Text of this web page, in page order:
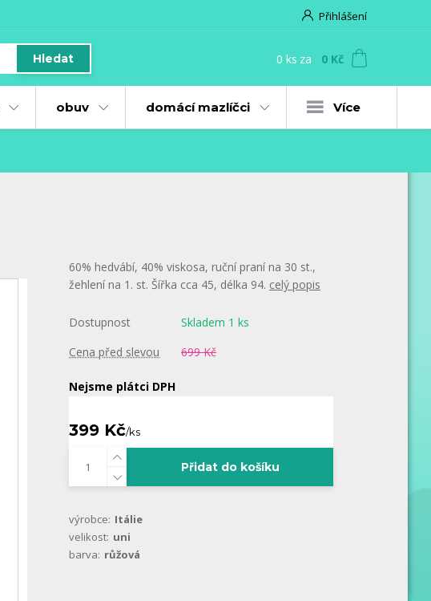
Přihlášení
Hledat 0 ks za 0 Kč
obuv domácí mazlíčci Více
60% hedvábí, 40% viskosa, ruční praní na 30 st.,
žehlení na 1. st. Šířka cca 45, délka 94. celý popis
Dostupnost
Skladem 1 ks
Cena před slevou
699 Kč
Nejsme plátci DPH
399 Kč/ks
Přidat do košíku
výrobce: Itálie
velikost: uni
barva: růžová